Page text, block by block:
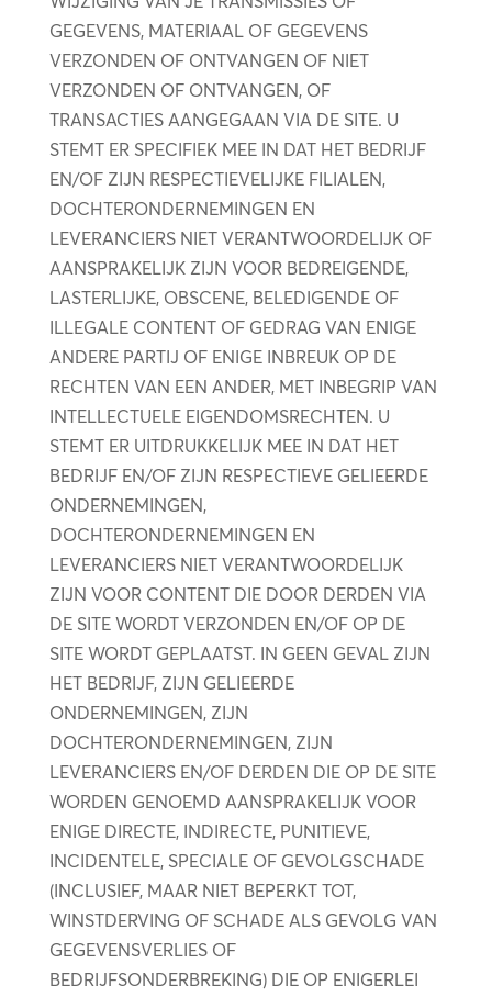
GEGEVENS, MATERIAAL OF GEGEVENS
VERZONDEN OF ONTVANGEN OF NIET
VERZONDEN OF ONTVANGEN, OF
TRANSACTIES AANGEGAAN VIA DE SITE. U
STEMT ER SPECIFIEK MEE IN DAT HET BEDRIJF
EN/OF ZIJN RESPECTIEVELIJKE FILIALEN,
DOCHTERONDERNEMINGEN EN
LEVERANCIERS NIET VERANTWOORDELIJK OF
AANSPRAKELIJK ZIJN VOOR BEDREIGENDE,
LASTERLIJKE, OBSCENE, BELEDIGENDE OF
ILLEGALE CONTENT OF GEDRAG VAN ENIGE
ANDERE PARTIJ OF ENIGE INBREUK OP DE
RECHTEN VAN EEN ANDER, MET INBEGRIP VAN
INTELLECTUELE EIGENDOMSRECHTEN. U
STEMT ER UITDRUKKELIJK MEE IN DAT HET
BEDRIJF EN/OF ZIJN RESPECTIEVE GELIEERDE
ONDERNEMINGEN,
DOCHTERONDERNEMINGEN EN
LEVERANCIERS NIET VERANTWOORDELIJK
ZIJN VOOR CONTENT DIE DOOR DERDEN VIA
DE SITE WORDT VERZONDEN EN/OF OP DE
SITE WORDT GEPLAATST. IN GEEN GEVAL ZIJN
HET BEDRIJF, ZIJN GELIEERDE
ONDERNEMINGEN, ZIJN
DOCHTERONDERNEMINGEN, ZIJN
LEVERANCIERS EN/OF DERDEN DIE OP DE SITE
WORDEN GENOEMD AANSPRAKELIJK VOOR
ENIGE DIRECTE, INDIRECTE, PUNITIEVE,
INCIDENTELE, SPECIALE OF GEVOLGSCHADE
(INCLUSIEF, MAAR NIET BEPERKT TOT,
WINSTDERVING OF SCHADE ALS GEVOLG VAN
GEGEVENSVERLIES OF
BEDRIJFSONDERBREKING) DIE OP ENIGERLEI